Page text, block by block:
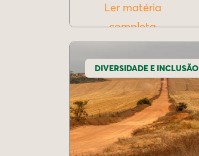
Ler matéria
completa
DIVERSIDADE E INCLUSÃO